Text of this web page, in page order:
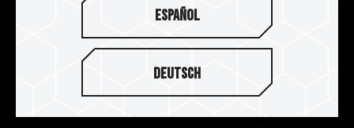
FORCE DELTA RGB 电竞发光内存模块，透过这些
灯效控制软件来控制灯光特效及灯效同步，打造独
特耀眼绚烂色彩美学，呈现光彩夺目的 RGB 系统！
Español
Deutsch